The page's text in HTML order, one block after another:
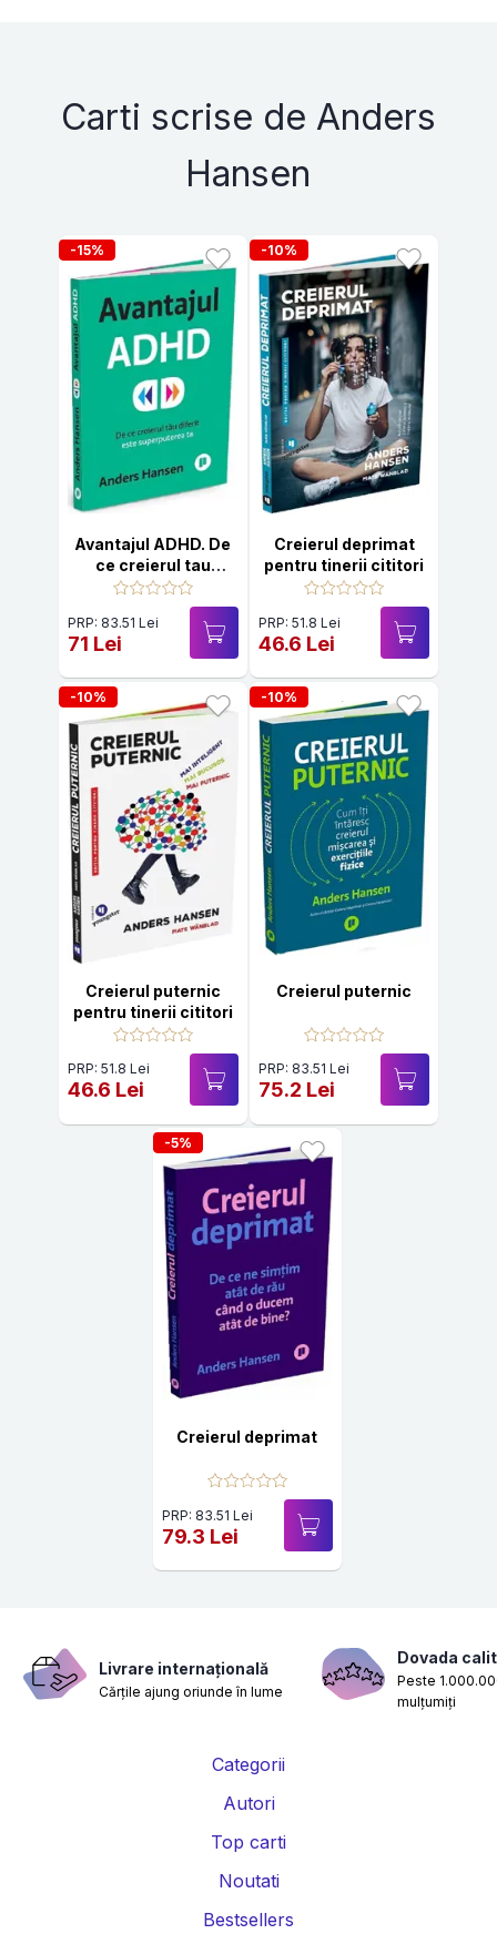
Carti scrise de Anders
Hansen
-15%
Avantajul ADHD. De
ce creierul tau
diferit este
superputerea ta
PRP: 83.51 Lei
71 Lei
-10%
Creierul deprimat
pentru tinerii cititori
PRP: 51.8 Lei
46.6 Lei
-10%
Creierul puternic
pentru tinerii cititori
PRP: 51.8 Lei
46.6 Lei
-10%
Creierul puternic
PRP: 83.51 Lei
75.2 Lei
-5%
Creierul deprimat
PRP: 83.51 Lei
79.3 Lei
Livrare internațională
Cărțile ajung oriunde în lume
Dovada
Peste
mulțumiți
Categorii
Autori
Top carti
Noutati
Bestsellers